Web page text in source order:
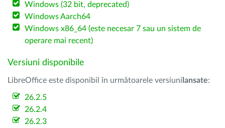
Windows (32 bit, deprecated)
Windows Aarch64
Windows x86_64 (este necesar 7 sau un sistem de
operare mai recent)
Versiuni disponibile
LibreOffice este disponibil în următoarele versiuni lansate:
26.2.5
26.2.4
26.2.3